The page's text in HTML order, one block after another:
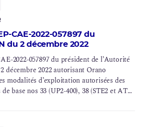
CAE-2022-057897 du
du 2 décembre 2022
2022-057897 du président de l’Autorité
décembre 2022 autorisant Orano
modalités d’exploitation autorisées des
base nos 33 (UP2-400), 38 (STE2 etAT1),